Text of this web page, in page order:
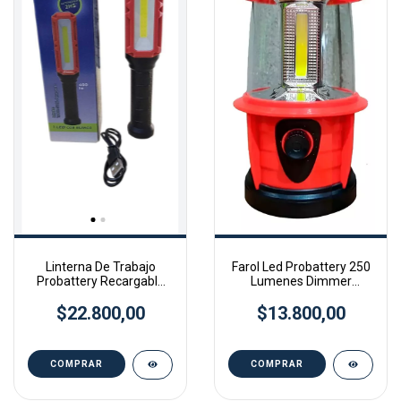
Linterna De Trabajo
Probattery Recargable
$22.800,00
Farol Led Probattery 250
Lumenes Dimmer
Rojo
$13.800,00